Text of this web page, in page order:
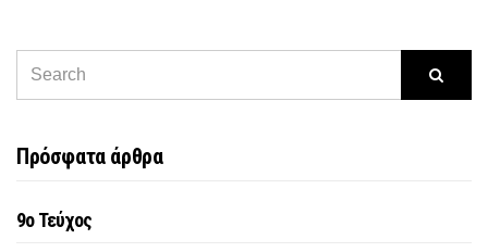
Πρόσφατα άρθρα
9o Τεύχος